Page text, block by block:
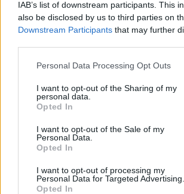
IAB’s list of downstream participants. This
also be disclosed by us to third parties on
Downstream Participants that may further
Please note that this website/app uses one
not limited to your visit or usage behaviour.
grant or deny consent to Google and its
use your data for below specified purposes
consent section.
Personal Data Processing Opt Outs
I want to opt-out of the Sharing of my
personal data.
Opted In
I want to opt-out of the Sale of my
Personal Data.
Opted In
I want to opt-out of processing my
Personal Data for Targeted Advertising.
Opted In
pattuglia e saremo responsabili della guardia e
protezione del campo, ha detto il tenente di”
aggiunto che hanno mantenuto una
preparativi approfonditi in anticipo.
esercito #guerra
ungheria
Leave a Reply
Your email address will not be published.
*